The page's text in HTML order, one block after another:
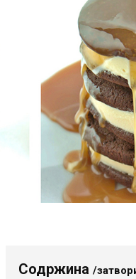
Содржина/